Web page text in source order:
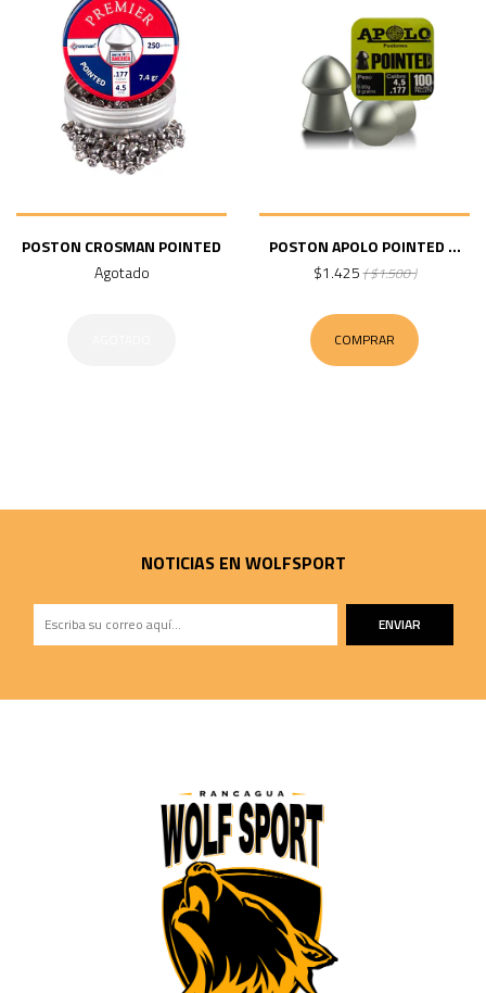
POSTON CROSMAN POINTED
Agotado
POSTON APOLO POINTED ...
$1.425( $1.500 )
COMPRAR
NOTICIAS EN WOLFSPORT
ENVIAR